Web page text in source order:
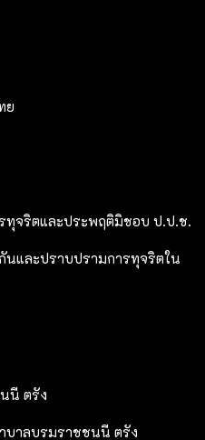
ย
ทุจริตและประพฤติมิชอบ ป.ป.ช.
และปราบปรามการทุจริตใน
นี ตรัง
บาลบรมราชชนนี ตรัง